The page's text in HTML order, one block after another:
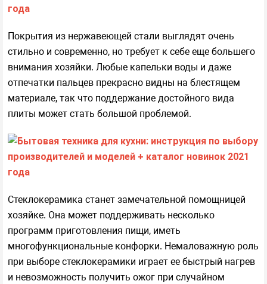
Покрытия из нержавеющей стали выглядят очень
стильно и современно, но требует к себе еще большего
внимания хозяйки. Любые капельки воды и даже
отпечатки пальцев прекрасно видны на блестящем
материале, так что поддержание достойного вида
плиты может стать большой проблемой.
Стеклокерамика станет замечательной помощницей
хозяйке. Она может поддерживать несколько
программ приготовления пищи, иметь
многофункциональные конфорки. Немаловажную роль
при выборе стеклокерамики играет ее быстрый нагрев
и невозможность получить ожог при случайном